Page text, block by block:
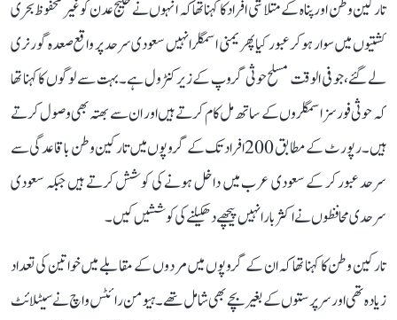
تارکین وطن اور پناہ کے متلاشی افراد کا کہنا تھا کہ انہوں نے خلیج عدن کو غیر محفوظ بحری
کشتیوں میں سوار ہو کر عبور کیا پھر یمنی اسمگلر انہیں سعودی سرحد پر واقع صعدہ گورنری
لے گئے، جو فی الوقت مسلح حوثی گروپ کے زیر کنٹرول ہے۔ بہت سے لوگوں کا کہنا تھا
کہ حوثی فورسز اسمگلروں کے ساتھ مل کام کرتے ہیں اور ان سے بھتہ بھی وصول کرتے
ہیں۔ رپورٹ کے مطابق 200 افراد تک کے گروپوں میں تارکین وطن باقاعدگی سے
سرحد عبور کر کے سعودی عرب میں داخل ہونے کی کوشش کرتے ہیں جبکہ سعودی
سرحدی محافظوں نے اکثر بار انہیں پیچھے دھکیلنے کی کوششیں کیں۔
تارکین وطن کا کہنا تھا کہ ان کے گروپوں میں مردوں کے مقابلے میں خواتین کی تعداد
زیادہ تھی اور سرپرستوں کے بغیر بچے بھی شامل تھے۔ ہیومن رائٹس واچ نے سیٹلائٹ